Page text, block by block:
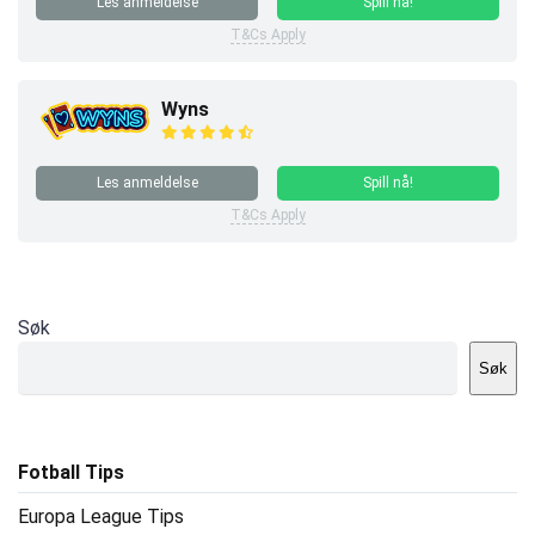
T&Cs Apply
Wyns
Les anmeldelse
Spill nå!
T&Cs Apply
Søk
Søk
Fotball Tips
Europa League Tips